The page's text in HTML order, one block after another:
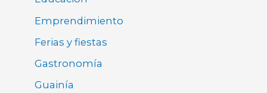
Emprendimiento
Ferias y fiestas
Gastronomía
Guainía